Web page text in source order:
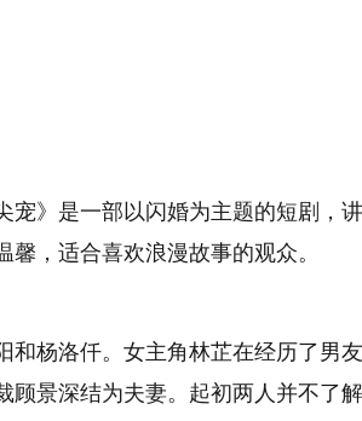
宠》是一部以闪婚为主题的短剧，
，适合喜欢浪漫故事的观众。
和杨洛仟。女主角林芷在经历了男
顾景深结为夫妻。起初两人并不了